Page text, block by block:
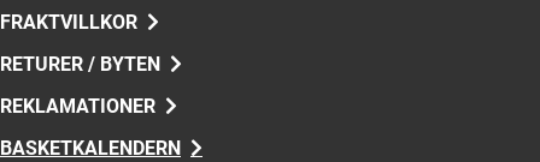
FRAKTVILLKOR
RETURER / BYTEN
REKLAMATIONER
BASKETKALENDERN